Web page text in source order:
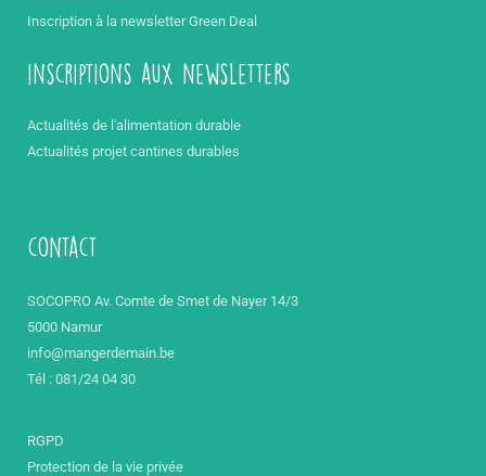
Inscription à la newsletter Green Deal
inscriptions aux newsletters
Actualités de l'alimentation durable
Actualités projet cantines durables
contact
SOCOPRO Av. Comte de Smet de Nayer 14/3
5000 Namur
info@mangerdemain.be
Tél : 081/24 04 30
RGPD
Protection de la vie privée